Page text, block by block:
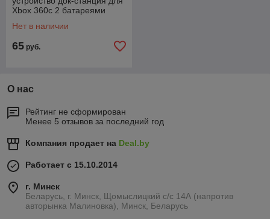
Xbox 360с 2 батареями
Нет в наличии
65 руб.
О нас
Рейтинг не сформирован
Менее 5 отзывов за последний год
Компания продает на Deal.by
Работает с 15.10.2014
г. Минск
Беларусь, г. Минск, Щомыслицкий с/с 14А (напротив
авторынка Малиновка), Минск, Беларусь